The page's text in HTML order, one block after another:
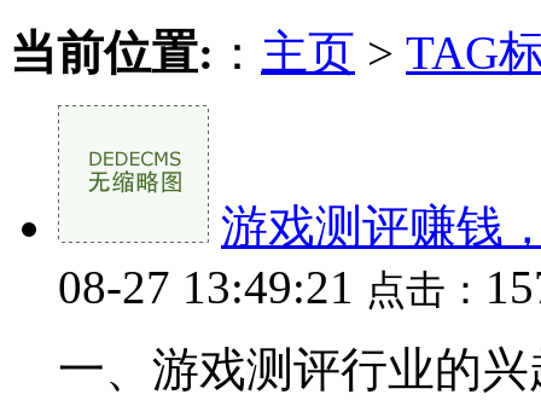
当前位置: ： 主页 > TAG
游戏测评赚钱
08-27 13:49:21 点击：
一、游戏测评行业的